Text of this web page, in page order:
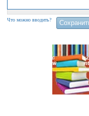
Что можно вводить?